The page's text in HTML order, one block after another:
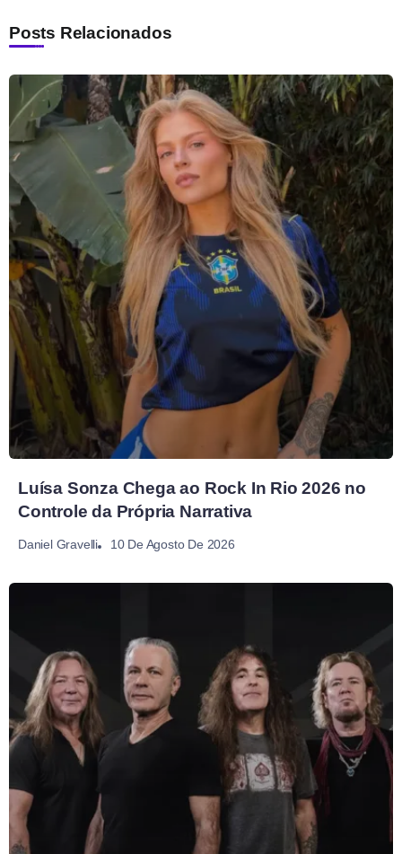
Posts Relacionados
Luísa Sonza Chega ao Rock In Rio 2026 no
Controle da Própria Narrativa
Daniel Gravelli 10 De Agosto De 2026